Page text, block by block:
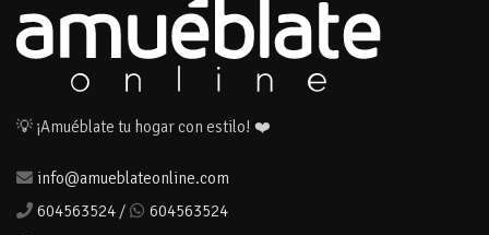
💡 ¡Amuéblate tu hogar con estilo! ❤️
info@amueblateonline.com
604563524 /
604563524